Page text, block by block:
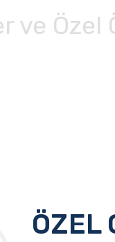
ve Özel
ÖZEL